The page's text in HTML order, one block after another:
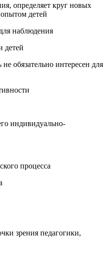
определяет круг новых
детей
наблюдения
детей
обязательно интересен для
индивидуально-
процесса
зрения педагогики,